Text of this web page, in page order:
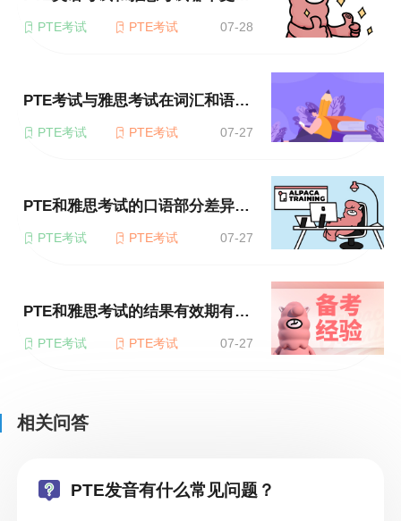
PTE考试 PTE考试 07-28
PTE考试与雅思考试在词汇和语法的要求上有区别吗？
PTE考试 PTE考试 07-27
PTE和雅思考试的口语部分差异在哪里？
PTE考试 PTE考试 07-27
PTE和雅思考试的结果有效期有何不同？
PTE考试 PTE考试 07-27
相关问答
PTE发音有什么常见问题？